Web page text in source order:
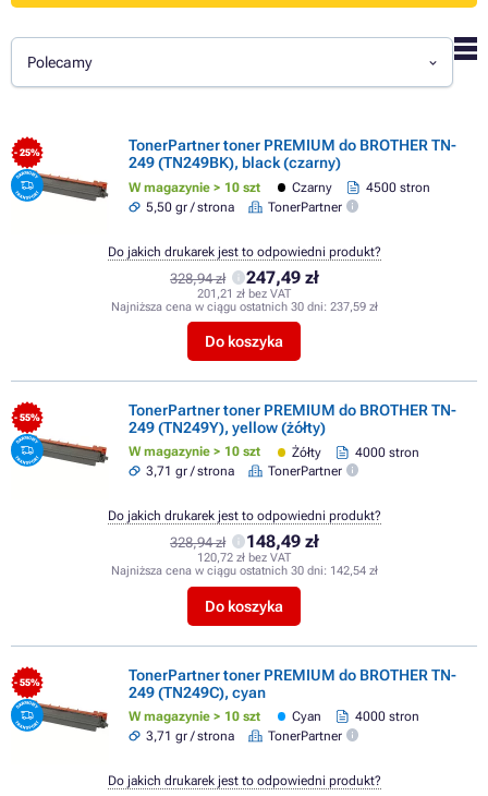
Polecamy
- 25%
TonerPartner toner PREMIUM do BROTHER TN-
249 (TN249BK), black (czarny)
W magazynie > 10 szt Czarny
4500 stron
5,50 gr / strona
TonerPartner
328,94 zł 247,49 zł
201,21 zł bez VAT
Najniższa cena w ciągu ostatnich 30 dni: 237,59 zł
Do koszyka
Do jakich drukarek jest to odpowiedni produkt?
- 55%
TonerPartner toner PREMIUM do BROTHER TN-
249 (TN249Y), yellow (żółty)
W magazynie > 10 szt Żółty
4000 stron
3,71 gr / strona
TonerPartner
328,94 zł 148,49 zł
120,72 zł bez VAT
Najniższa cena w ciągu ostatnich 30 dni: 142,54 zł
Do koszyka
Do jakich drukarek jest to odpowiedni produkt?
- 55%
TonerPartner toner PREMIUM do BROTHER TN-
249 (TN249C), cyan
W magazynie > 10 szt Cyan
4000 stron
3,71 gr / strona
TonerPartner
Do jakich drukarek jest to odpowiedni produkt?